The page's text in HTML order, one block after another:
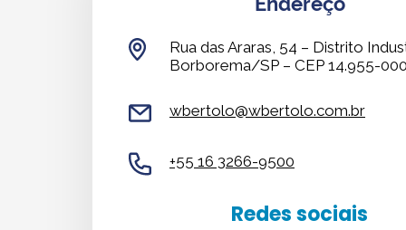
Rua das Araras, 54 – Distrito
Borborema/SP – CEP 14.955-000
wbertolo@wbertolo.com.br
+55 16 3266-9500
Redes sociais